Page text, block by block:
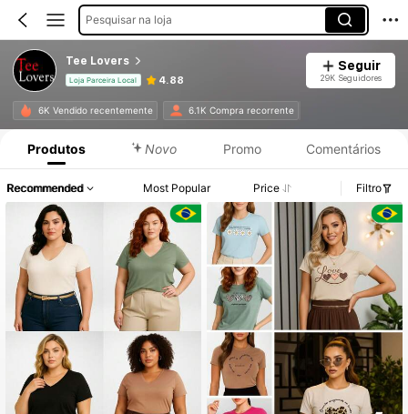
Pesquisar na loja
Tee Lovers
Loja Parceira Local 4.88
Seguir
29K Seguidores
6K Vendido recentemente 6.1K Compra recorrente
Produtos Novo Promo Comentários
Recommended Most Popular Price Filtro